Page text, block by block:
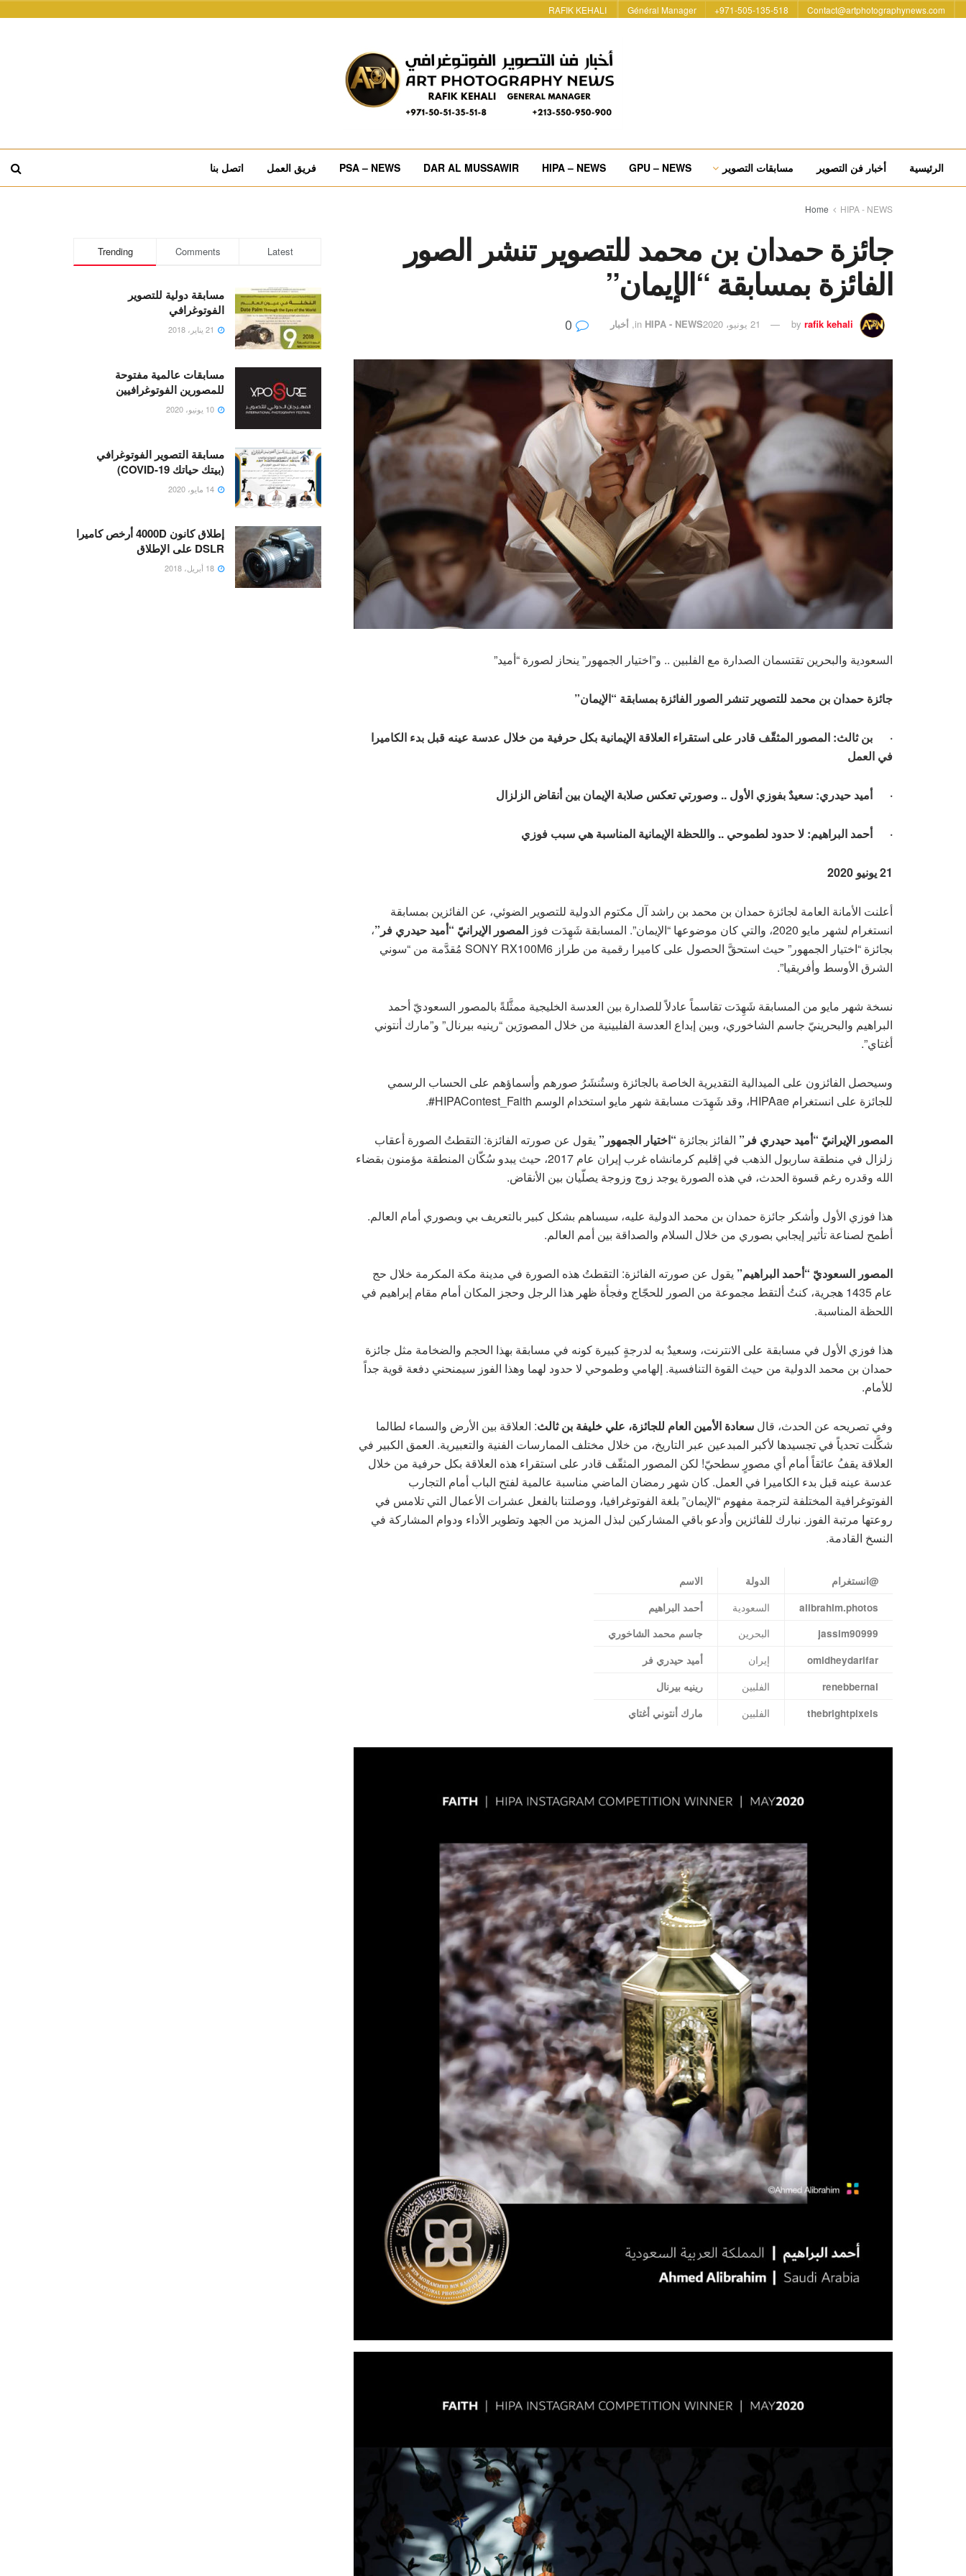
Contact@artphotographynews.com
971-505-135-518+
Général Manager
RAFIK KEHALI
الرئيسية أخبار فن التصوير مسابقات التصوير GPU – NEWS
HIPA – NEWS
DAR AL MUSSAWIR
PSA – NEWS فريق العمل اتصل بنا
Home HIPA - NEWS
جائزة حمدان بن محمد للتصوير تنشر الصور
الفائزة بمسابقة “الإيمان”
by rafik kehali 21 يونيو، 2020 in HIPA - NEWS
, أخبار
السعودية والبحرين تقتسمان الصدارة مع الفلبين .. و”اختيار الجمهور” ينحاز لصورة “أميد”
جائزة حمدان بن محمد للتصوير تنشر الصور الفائزة بمسابقة “الإيمان”
· بن ثالث: المصور المثقّف قادر على استقراء العلاقة الإيمانية بكل حرفية من خلال عدسة عينه قبل بدء الكاميرا
في العمل
·أميد حيدري: سعيدٌ بفوزي الأول .. وصورتي تعكس صلابة الإيمان بين أنقاض الزلزال
·أحمد البراهيم: لا حدود لطموحي .. واللحظة الإيمانية المناسبة هي سبب فوزي
21 يونيو 2020
أعلنت الأمانة العامة لجائزة حمدان بن محمد بن راشد آل مكتوم الدولية للتصوير الضوئي، عن الفائزين بمسابقة
انستغرام لشهر مايو 2020، والتي كان موضوعها “الإيمان”. المسابقة شَهِدَت فوز
المصور الإيرانيّ “أميد حيدري فر”،
بجائزة “اختيار الجمهور” حيث استحقَّ الحصول على كاميرا رقمية من طراز SONY RX100M6 مُقدَّمة من “سوني
الشرق الأوسط وأفريقيا”.
نسخة شهر مايو من المسابقة شَهِدَت تقاسماً عادلاً للصدارة بين العدسة الخليجية ممثَّلةً بالمصور السعوديّ أحمد
البراهيم والبحرينيّ جاسم الشاخوري، وبين إبداع العدسة الفلبينية من خلال المصورَين “رينيه بيرنال” و”مارك أنتوني
أغتاي”.
وسيحصل الفائزون على الميدالية التقديرية الخاصة بالجائزة وستُنشَرُ صورهم وأسماؤهم على الحساب الرسمي
للجائزة على انستغرام HIPAae، وقد شَهِدَت مسابقة شهر مايو استخدام الوسم HIPAContest_Faith#.
المصور الإيرانيّ “أميد حيدري فر” الفائز بجائزة “اختيار الجمهور” يقول عن صورته الفائزة: التقطتُ الصورة أعقاب
زلزال في منطقة ساربول الذهب في إقليم كرمانشاه غرب إيران عام 2017، حيث يبدو سُكّان المنطقة مؤمنون بقضاء
الله وقدره رغم قسوة الحدث، في هذه الصورة يوجد زوج وزوجة يصلّيان بين الأنقاض.
هذا فوزي الأول وأشكر جائزة حمدان بن محمد الدولية عليه، سيساهم بشكل كبير بالتعريف بي وبصوري أمام العالم.
أطمح لصناعة تأثير إيجابي بصوري من خلال السلام والصداقة بين أمم العالم.
المصور السعوديّ “أحمد البراهيم” يقول عن صورته الفائزة: التقطتُ هذه الصورة في مدينة مكة المكرمة خلال حج
عام 1435 هجرية، كنتُ ألتقط مجموعة من الصور للحجّاج وفجأة ظهر هذا الرجل وحجز المكان أمام مقام إبراهيم في
اللحظة المناسبة.
هذا فوزي الأول في مسابقة على الانترنت، وسعيدٌ به لدرجةٍ كبيرة كونه في مسابقة بهذا الحجم والضخامة مثل جائزة
حمدان بن محمد الدولية من حيث القوة التنافسية. إلهامي وطموحي لا حدود لهما وهذا الفوز سيمنحني دفعة قوية جداً
للأمام.
وفي تصريحه عن الحدث، قال سعادة الأمين العام للجائزة، علي خليفة بن ثالث: العلاقة بين الأرض والسماء لطالما
شكَّلت تحدياً في تجسيدها لأكبر المبدعين عبر التاريخ، من خلال مختلف الممارسات الفنية والتعبيرية. العمق الكبير في
العلاقة يقفُ عائقاً أمام أي مصورٍ سطحيّ! لكن المصور المثقّف قادر على استقراء هذه العلاقة بكل حرفية من خلال
عدسة عينه قبل بدء الكاميرا في العمل. كان شهر رمضان الماضي مناسبة عالمية لفتح الباب أمام التجارب
الفوتوغرافية المختلفة لترجمة مفهوم “الإيمان” بلغة الفوتوغرافيا، ووصلتنا بالفعل عشرات الأعمال التي تلامس في
روعتها مرتبة الفوز. نبارك للفائزين وأدعو باقي المشاركين لبذل المزيد من الجهد وتطوير الأداء ودوام المشاركة في
النسخ القادمة.
@انستغرام الدولة
الاسم
alibrahim.photos
السعودية
أحمد البراهيم
jassim90999
البحرين
جاسم محمد الشاخوري
omidheydarifar
إيران
أميد حيدري فر
renebbernal
الفلبين
رينيه بيرنال
thebrightpixels
الفلبين مارك أنتوني أغتاي
Trending Comments Latest
مسابقة دولية للتصوير
الفوتوغرافي
مسابقات عالمية مفتوحة
للمصورين الفوتوغرافيين
مسابقة التصوير الفوتوغرافي
(بيتك حياتك COVID-19)
إطلاق كانون 4000D أرخص كاميرا
DSLR على الإطلاق